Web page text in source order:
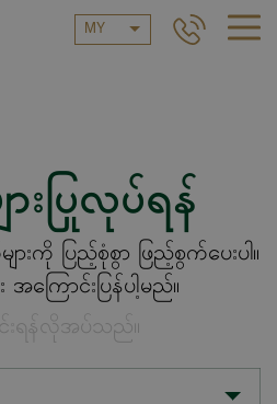
MY
ားပြုလုပ်ရန်
ကို ပြည့်စုံစွာ ဖြည့်စွက်ပေးပါ။
ကြောင်းပြန်ပါ့မည်။
ရန်လိုအပ်သည်။